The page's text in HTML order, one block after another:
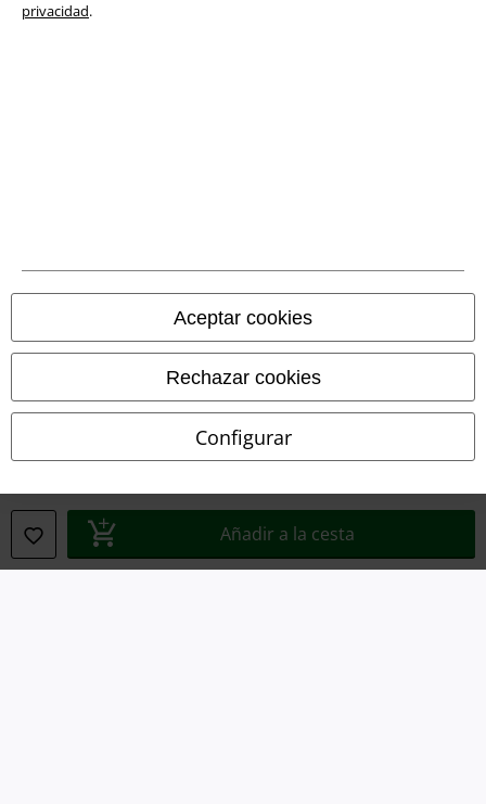
privacidad.
Aceptar cookies
Rechazar cookies
Configurar
Añadir a la cesta
Ley protección de datos
Eliminación de residuos y protección del medioambiente
Declaración de Conformidad
Configuración Cookies
Cancelar pedido